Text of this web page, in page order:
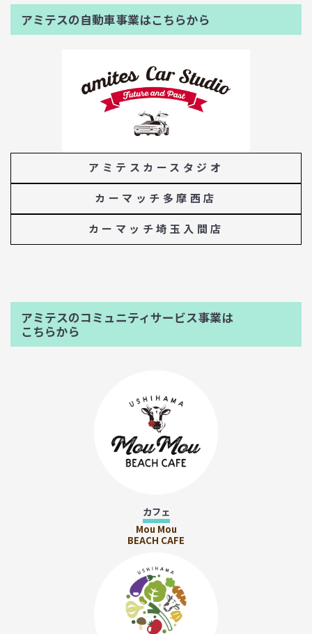
アミテスの自動車事業はこちらから
アミテスカースタジオ
カーマッチ多摩西店
カーマッチ埼玉入間店
アミテスのコミュニティサービス事業は
こちらから
カフェ
Mou Mou
BEACH CAFE